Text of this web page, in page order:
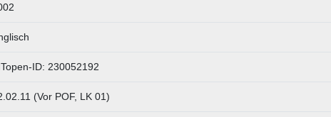
ID: 230052192
(Vor POF, LK 01)